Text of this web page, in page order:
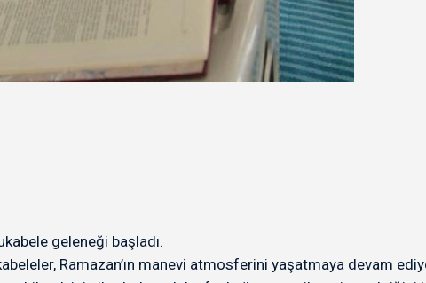
geleneği başladı.
Ramazan’ın manevi atmosferini yaşatmaya devam